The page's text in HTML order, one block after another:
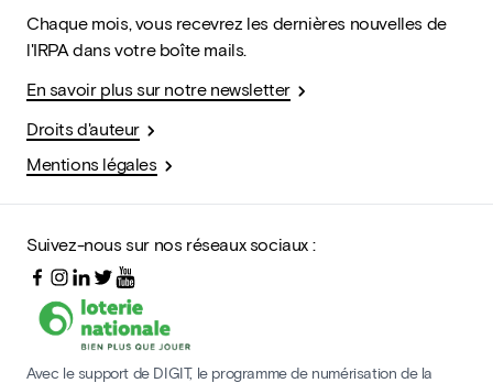
Chaque mois, vous recevrez les dernières nouvelles de
l'IRPA dans votre boîte mails.
En savoir plus sur notre newsletter
Droits d'auteur
Mentions légales
Suivez-nous sur nos réseaux sociaux :
Avec le support de DIGIT, le programme de numérisation de la